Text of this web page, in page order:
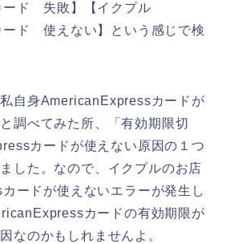
ド 失敗】【イクプル
ド 使えない】という感じで検
自身AmericanExpressカードが
調べてみた所、「有効期限切
カードが使えない原因の１つ
した。なので、イクプルのお店
ードが使えないエラーが発生し
カードの有効期限が
なのかもしれませんよ。